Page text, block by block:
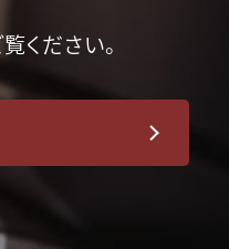
ください。